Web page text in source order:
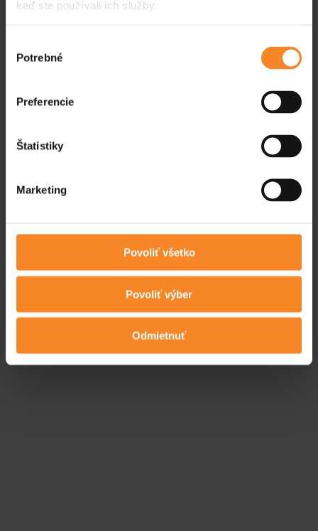
keď ste používali ich služby.
súhlasu
Potrebné
Preferencie
Štatistiky
Marketing
Povoliť všetko
Povoliť výber
Odmietnuť